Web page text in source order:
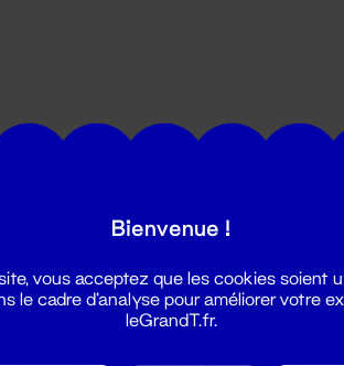
actualités du
Bienvenue !
vous acceptez que les cookies soient
le cadre d'analyse pour améliorer votre
leGrandT.fr.